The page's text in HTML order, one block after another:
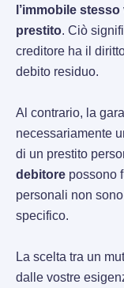
l’immobile
prestito. Ciò
creditore ha il
debito residuo.
Al contrario, la
necessariamente
di un prestito
debitore possono
personali non
specifico.
La scelta tra un
dalle vostre